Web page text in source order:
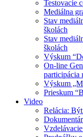
Testovacie
Mediálna
Stav
školách
Stav
školách
Výskum
On-line
participácia
Výskum
Prieskum
Video
Relácia: